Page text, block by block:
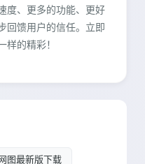
度、更多的功能、更好
回馈用户的信任。立即
的精彩！
图最新版下载